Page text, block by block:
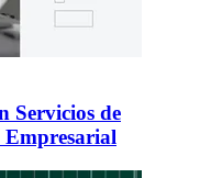
Servicios de
Empresarial